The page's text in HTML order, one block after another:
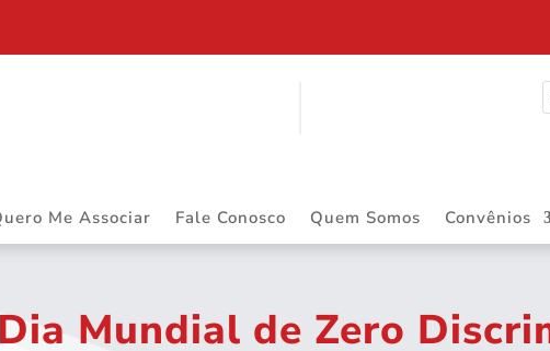
Me Associar Fale Conosco Quem Somos Convênios
Mundial de Zero